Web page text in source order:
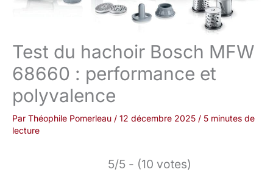
Test du hachoir Bosch MFW
68660 : performance et
polyvalence
Par Théophile Pomerleau / 12 décembre 2025 / 5 minutes de
lecture
5/5 - (10 votes)